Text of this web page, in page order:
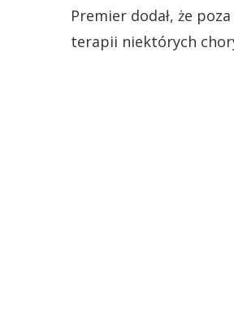
Premier dodał, że
terapii niektórych